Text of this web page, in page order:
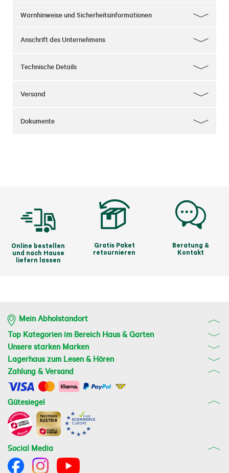
Warnhinweise und Sicherheitsinformationen
Anschrift des Unternehmens
Technische Details
Versand
Dokumente
Online bestellen
und nach Hause
liefern lassen
Gratis Paket
retournieren
Beratung &
Kontakt
Mein Abholstandort
Top Kategorien im Bereich Haus & Garten
Unsere starken Marken
Lagerhaus zum Lesen & Hören
Zahlung & Versand
Gütesiegel
Social Media